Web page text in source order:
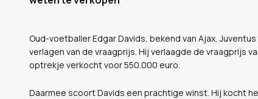
Oud-voetballer Edgar Davids, bekend van Ajax,
verlagen van de vraagprijs. Hij verlaagde de vraagprijs
optrekje verkocht voor 550.000 euro.
Daarmee scoort Davids een prachtige winst. Hij kocht